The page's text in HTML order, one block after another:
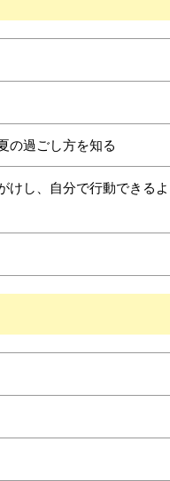
の過ごし方を知る
けし、自分で行動できるよ